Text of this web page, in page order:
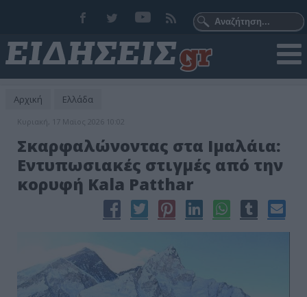
Αρχική Ελλάδα
Κυριακή, 17 Μαϊος 2026 10:02
Σκαρφαλώνοντας στα Ιμαλάια:
Εντυπωσιακές στιγμές από την
κορυφή Kala Patthar